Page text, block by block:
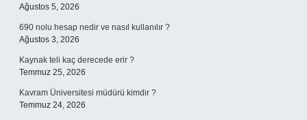
Ağustos 5, 2026
690 nolu hesap nedir ve nasıl kullanılır ?
Ağustos 3, 2026
Kaynak teli kaç derecede erir ?
Temmuz 25, 2026
Kavram Üniversitesi müdürü kimdir ?
Temmuz 24, 2026